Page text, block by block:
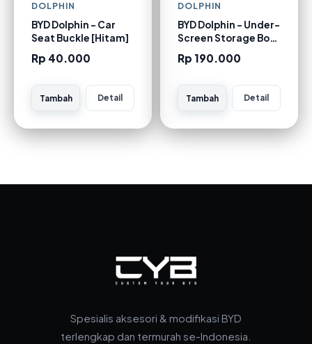
DOLPHIN
BYD Dolphin - Car
Seat Buckle [Hitam]
Rp 40.000
Tambah Detail
DOLPHIN
BYD Dolphin - Under-
Screen Storage Box
Rp 190.000
Tambah Detail
Spesialis aksesori & modifikasi BYD
terlengkap dan termurah se-Indonesia.